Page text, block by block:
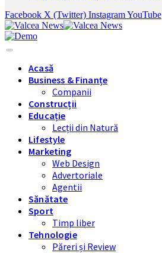
Facebook X (Twitter) InstagramYouTube
Acasă
Business & Finanțe
Companii
Construcții
Educație
Lecții din Natură
Lifestyle
Marketing
Web Design
Advertoriale
Agentii
Sănătate
Sport
Timp liber
Tehnologie
Păreri și Review